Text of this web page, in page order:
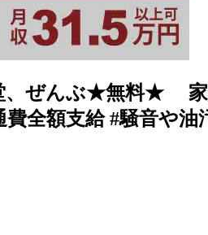
、ぜんぶ★無料★
費全額支給 #騒音や